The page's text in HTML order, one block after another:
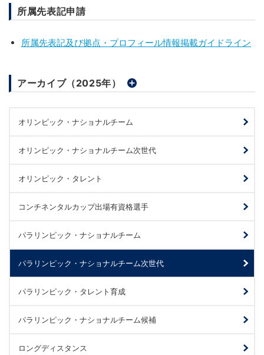
所属先表記申請
所属先表記及び拠点・プロフィール情報掲載ガイドライン
アーカイブ（2025年）
オリンピック・ナショナルチーム
オリンピック・ナショナルチーム次世代
オリンピック・タレント
コンチネンタルカップ出場有資格選手
パラリンピック・ナショナルチーム
パラリンピック・ナショナルチーム次世代
パラリンピック・タレント育成
パラリンピック・ナショナルチーム候補
ロングディスタンス